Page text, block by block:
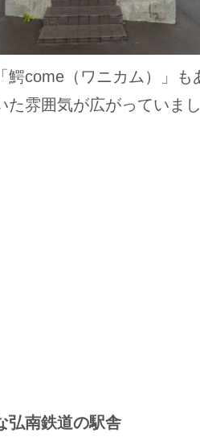
鰐come（ワニカム）」も
た雰囲気が広がっていま
弘南鉄道の駅舎